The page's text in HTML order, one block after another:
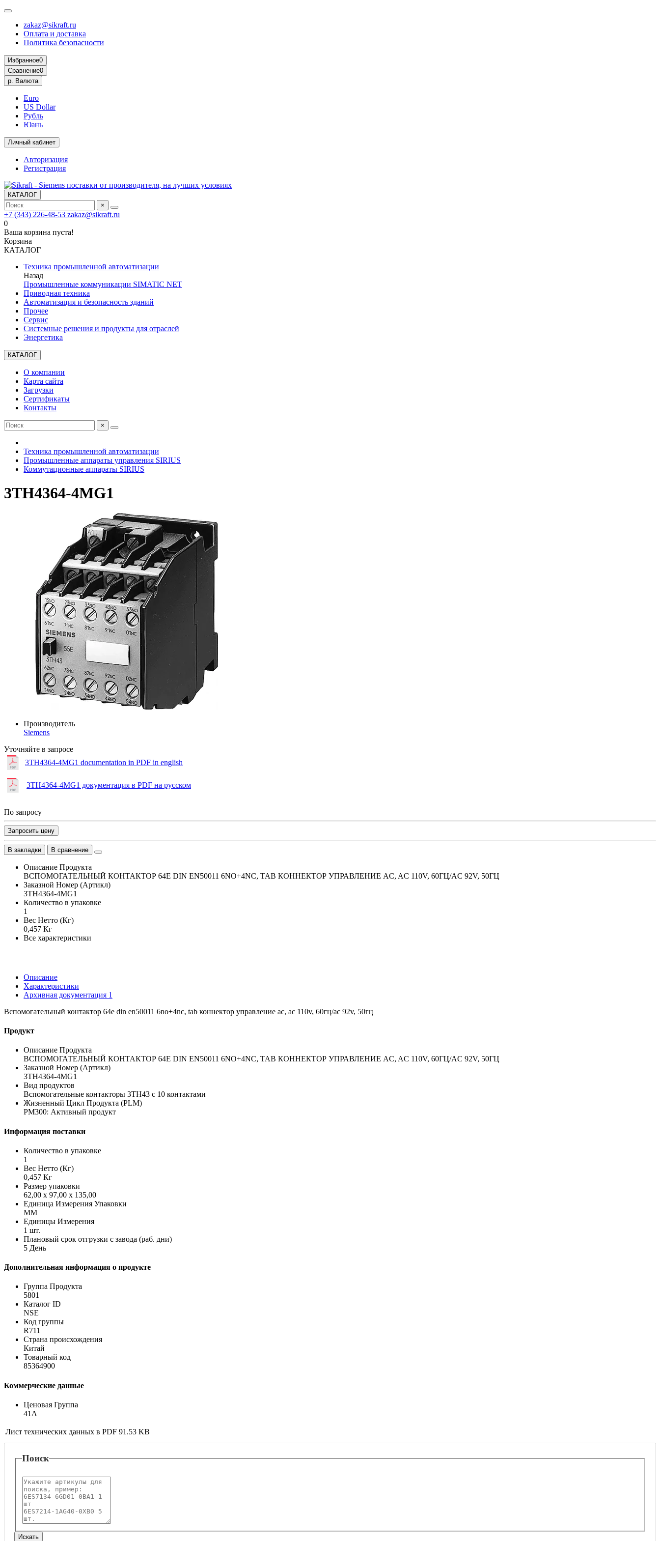
zakaz@sikraft.ru
Оплата и доставка
Политика безопасности
Избранное0
Сравнение0
р. Валюта
Euro
US Dollar
Рубль
Юань
Личный кабинет
Авторизация
Регистрация
КАТАЛОГ
×
+7 (343) 226-48-53 zakaz@sikraft.ru
0
Ваша корзина пуста!
Корзина
КАТАЛОГ
Техника промышленной автоматизации
Назад
Промышленные коммуникации SIMATIC NET
Приводная техника
Автоматизация и безопасность зданий
Прочее
Сервис
Системные решения и продукты для отраслей
Энергетика
КАТАЛОГ
О компании
Карта сайта
Загрузки
Сертификаты
Контакты
×
Техника промышленной автоматизации
Промышленные аппараты управления SIRIUS
Коммутационные аппараты SIRIUS
3TH4364-4MG1
Производитель
Siemens
Уточняйте в запросе
3TH4364-4MG1 documentation in PDF in english
3TH4364-4MG1 документация в PDF на русском
По запросу
Запросить цену
В закладки В сравнение
Описание Продукта
ВСПОМОГАТЕЛЬНЫЙ КОНТАКТОР 64E DIN EN50011 6NO+4NC, TAB КОННЕКТОР УПРАВЛЕНИЕ AC, AC 110V, 60ГЦ/AC 92V, 50ГЦ
Заказной Номер (Артикл)
3TH4364-4MG1
Количество в упаковке
1
Вес Нетто (Кг)
0,457 Кг
Все характеристики
Описание
Характеристики
Архивная документация 1
Вспомогательный контактор 64e din en50011 6no+4nc, tab коннектор управление ac, ac 110v, 60гц/ac 92v, 50гц
Продукт
Описание Продукта
ВСПОМОГАТЕЛЬНЫЙ КОНТАКТОР 64E DIN EN50011 6NO+4NC, TAB КОННЕКТОР УПРАВЛЕНИЕ AC, AC 110V, 60ГЦ/AC 92V, 50ГЦ
Заказной Номер (Артикл)
3TH4364-4MG1
Вид продуктов
Вспомогательные контакторы 3TH43 с 10 контактами
Жизненный Цикл Продукта (PLM)
PM300: Активный продукт
Информация поставки
Количество в упаковке
1
Вес Нетто (Кг)
0,457 Кг
Размер упаковки
62,00 x 97,00 x 135,00
Единица Измерения Упаковки
MM
Единицы Измерения
1 шт.
Плановый срок отгрузки с завода (раб. дни)
5 День
Дополнительная информация о продукте
Группа Продукта
5801
Каталог ID
NSE
Код группы
R711
Страна происхождения
Китай
Товарный код
85364900
Коммерческие данные
Ценовая Группа
41A
Лист технических данных в PDF 91.53 KB
Поиск